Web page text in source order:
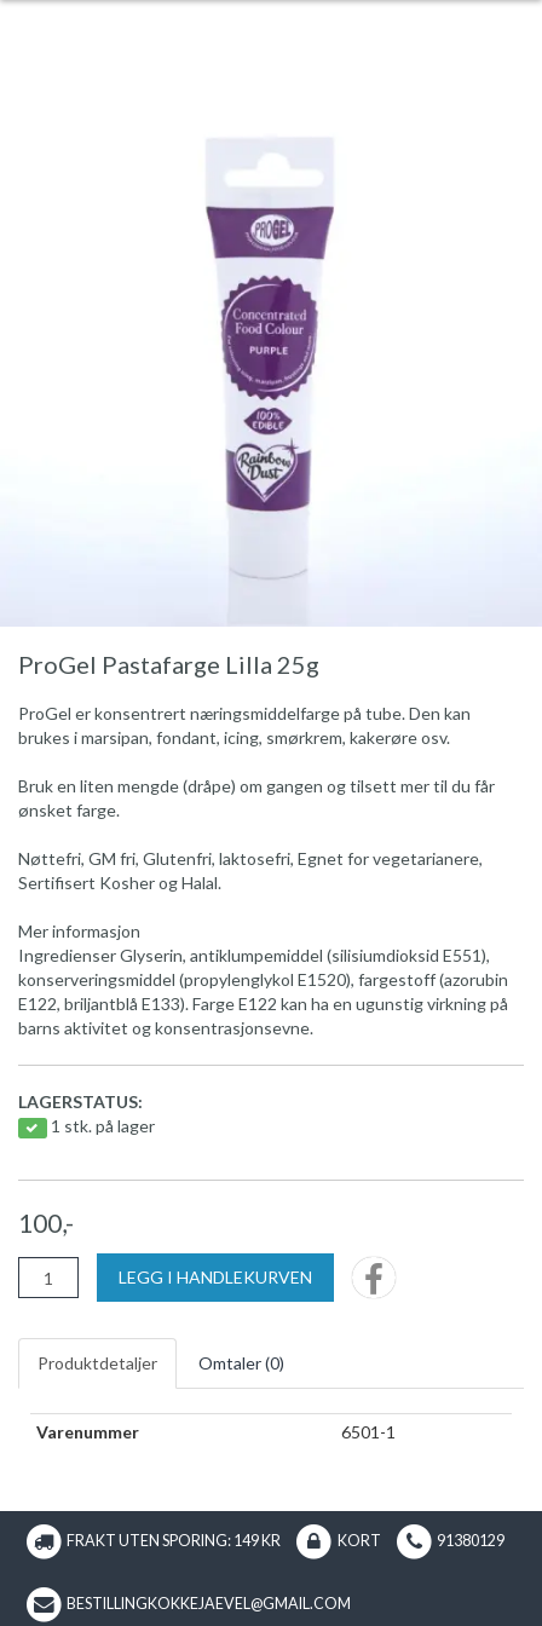
ProGel Pastafarge Lilla 25g
ProGel er konsentrert næringsmiddelfarge på tube. Den kan
brukes i marsipan, fondant, icing, smørkrem, kakerøre osv.
Bruk en liten mengde (dråpe) om gangen og tilsett mer til du får
ønsket farge.
Nøttefri, GM fri, Glutenfri, laktosefri, Egnet for vegetarianere,
Sertifisert Kosher og Halal.
Mer informasjon
Ingredienser Glyserin, antiklumpemiddel (silisiumdioksid E551),
konserveringsmiddel (propylenglykol E1520), fargestoff (azorubin
E122, briljantblå E133). Farge E122 kan ha en ugunstig virkning på
barns aktivitet og konsentrasjonsevne.
LAGERSTATUS:
1 stk. på lager
100,-
LEGG I HANDLEKURVEN
Produktdetaljer Omtaler (0)
Varenummer 6501-1
FRAKT UTEN SPORING: 149 KR KORT 91380129
BESTILLINGKOKKEJAEVEL@GMAIL.COM